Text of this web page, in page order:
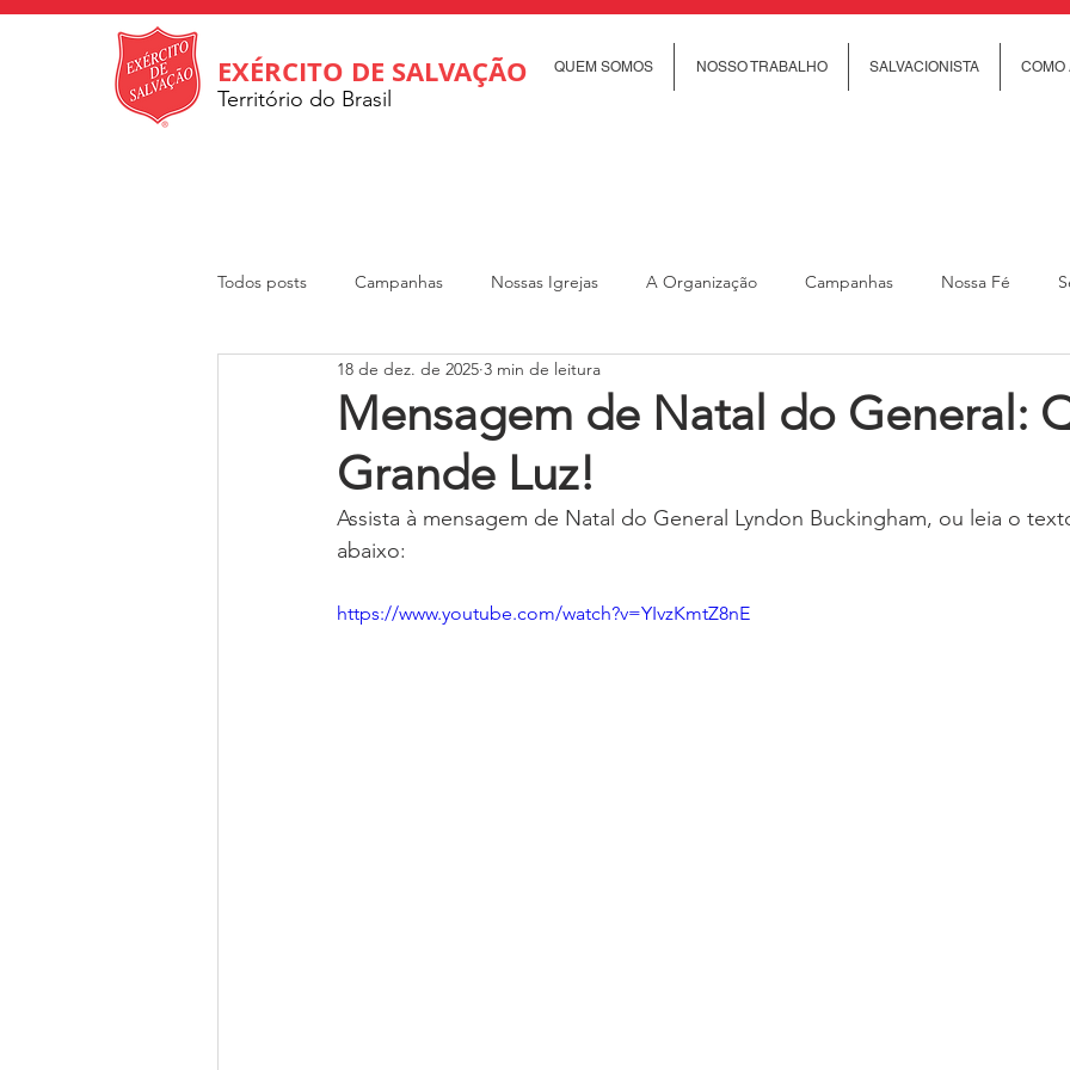
EXÉRCITO DE SALVAÇÃO
Território do Brasil
QUEM SOMOS NOSSO TRABALHO SALVACIONISTA COMO
Todos posts Campanhas Nossas Igrejas A Organização Campanhas Nossa Fé
Internacional Departamento Social
Revista Rumo DOAR Crianças e jovens
Mensagem de Natal do General:
Grande Luz!
18 de dez. de 2025 3 min de leitura
Assista à mensagem de Natal do General Lyndon Buckingham, ou leia o
abaixo:
https://www.youtube.com/watch?v=YIvzKmtZ8nE